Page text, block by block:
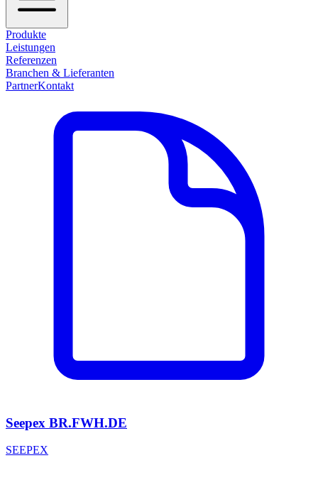
Produkte
Leistungen
Referenzen
Branchen & Lieferanten
PartnerKontakt
Seepex BR.FWH.DE
SEEPEX